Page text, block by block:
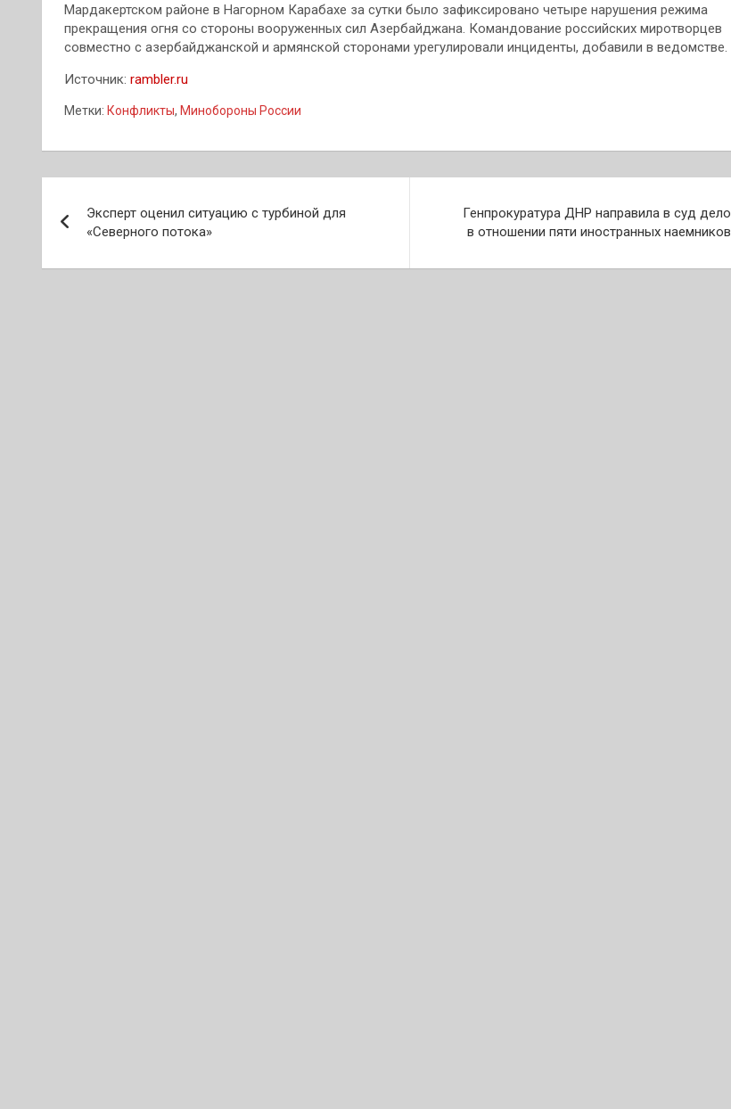
Мардакертском районе в Нагорном Карабахе за сутки было зафиксировано четыре нарушения режима
прекращения огня со стороны вооруженных сил Азербайджана. Командование российских миротворцев
совместно с азербайджанской и армянской сторонами урегулировали инциденты, добавили в ведомстве.
Источник: rambler.ru
Метки: Конфликты, Минобороны России
по
записям
Эксперт оценил ситуацию с турбиной для
«Северного потока»
Генпрокуратура ДНР направила в суд дело
в отношении пяти иностранных наемников